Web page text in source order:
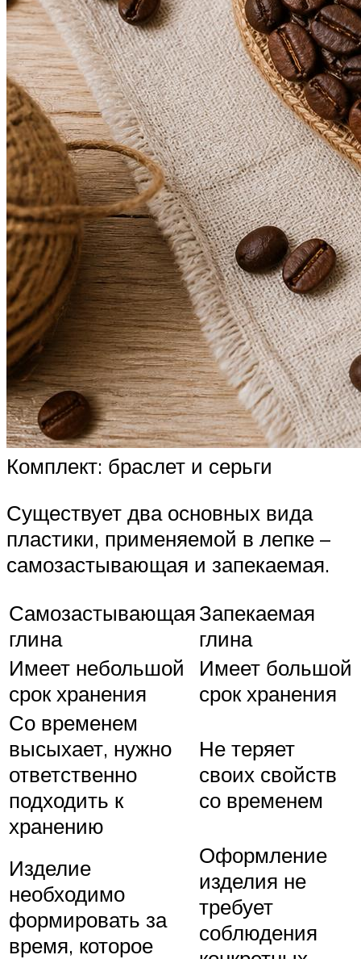
Комплект: браслет и серьги
Существует два основных вида
пластики, применяемой в лепке –
самозастывающая и запекаемая.
Самозастывающая
глина
Запекаемая
глина
Имеет небольшой
срок хранения
Имеет большой
срок хранения
Со временем
высыхает, нужно
ответственно
подходить к
хранению
Не теряет
своих свойств
со временем
Изделие
необходимо
формировать за
время, которое
Оформление
изделия не
требует
соблюдения